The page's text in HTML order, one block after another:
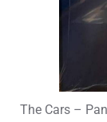
The Cars –